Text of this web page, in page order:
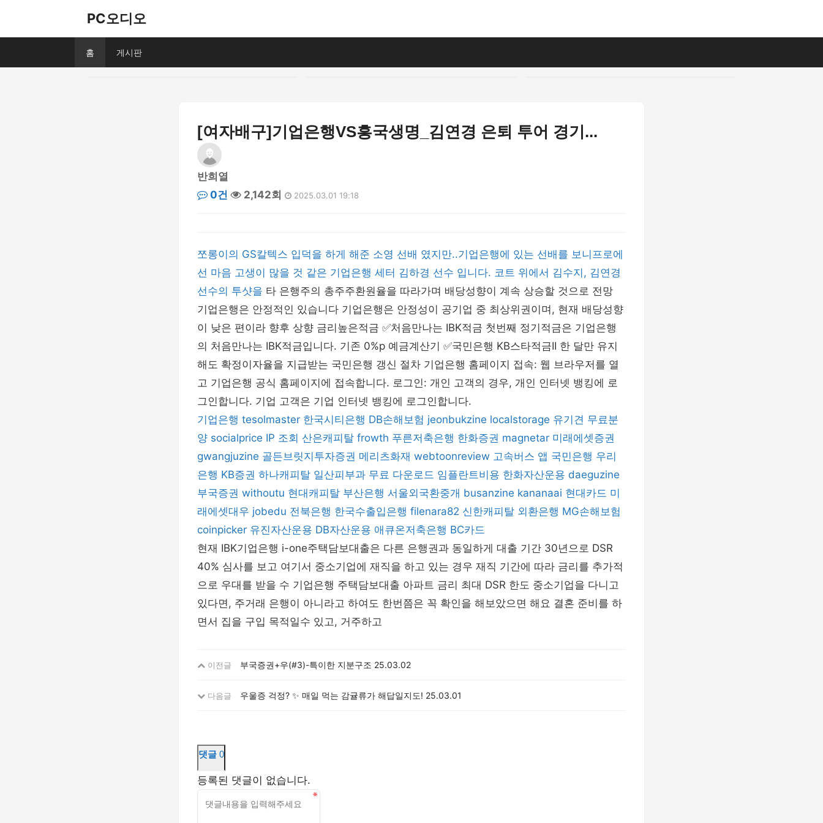
PC오디오
홈 게시판
[여자배구]기업은행VS흥국생명_김연경 은퇴 투어 경기...
반희열
0건
2,142회 2025.03.01 19:18
쪼롱이의 GS칼텍스 입덕을 하게 해준 소영 선배 였지만..기업은행에 있는 선배를 보니프로에
선 마음 고생이 많을 것 같은 기업은행 세터 김하경 선수 입니다. 코트 위에서 김수지, 김연경
선수의 투샷을 타 은행주의 총주주환원율을 따라가며 배당성향이 계속 상승할 것으로 전망
기업은행은 안정적인 있습니다 기업은행은 안정성이 공기업 중 최상위권이며, 현재 배당성향
이 낮은 편이라 향후 상향 금리높은적금 ✅처음만나는 IBK적금 첫번째 정기적금은 기업은행
의 처음만나는 IBK적금입니다. 기존 0%p 예금계산기 ✅국민은행 KB스타적금II 한 달만 유지
해도 확정이자율을 지급받는 국민은행 갱신 절차 기업은행 홈페이지 접속: 웹 브라우저를 열
고 기업은행 공식 홈페이지에 접속합니다. 로그인: 개인 고객의 경우, 개인 인터넷 뱅킹에 로
그인합니다. 기업 고객은 기업 인터넷 뱅킹에 로그인합니다.
기업은행 tesolmaster 한국시티은행 DB손해보험 jeonbukzine localstorage 유기견 무료분
양 socialprice IP 조회 산은캐피탈 frowth 푸른저축은행 한화증권 magnetar 미래에셋증권
gwangjuzine 골든브릿지투자증권 메리츠화재 webtoonreview 고속버스 앱 국민은행 우리
은행 KB증권 하나캐피탈 일산피부과 무료 다운로드 임플란트비용 한화자산운용 daeguzine
부국증권 withoutu 현대캐피탈 부산은행 서울외국환중개 busanzine kananaai 현대카드 미
래에셋대우 jobedu 전북은행 한국수출입은행 filenara82 신한캐피탈 외환은행 MG손해보험
coinpicker 유진자산운용 DB자산운용 애큐온저축은행 BC카드
현재 IBK기업은행 i-one주택담보대출은 다른 은행권과 동일하게 대출 기간 30년으로 DSR
40% 심사를 보고 여기서 중소기업에 재직을 하고 있는 경우 재직 기간에 따라 금리를 추가적
으로 우대를 받을 수 기업은행 주택담보대출 아파트 금리 최대 DSR 한도 중소기업을 다니고
있다면, 주거래 은행이 아니라고 하여도 한번쯤은 꼭 확인을 해보았으면 해요 결혼 준비를 하
면서 집을 구입 목적일수 있고, 거주하고
이전글 부국증권+우(#3)-특이한 지분구조 25.03.02
다음글 우울증 걱정? ✨ 매일 먹는 감귤류가 해답일지도! 25.03.01
댓글 0
등록된 댓글이 없습니다.